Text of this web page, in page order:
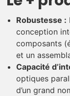
Robustesse :
conception
composants
et un
Capacité
optiques
d’un grand